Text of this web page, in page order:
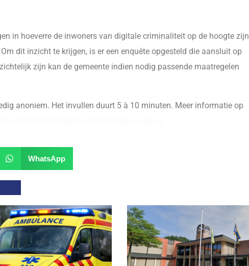
in hoeverre de inwoners van digitale criminaliteit op de hoogte zijn
dit inzicht te krijgen, is er een enquête opgesteld die aansluit op
zijn kan de gemeente indien nodig passende maatregelen
anoniem. Het invullen duurt 5 à 10 minuten. Meer informatie op
WhatsApp